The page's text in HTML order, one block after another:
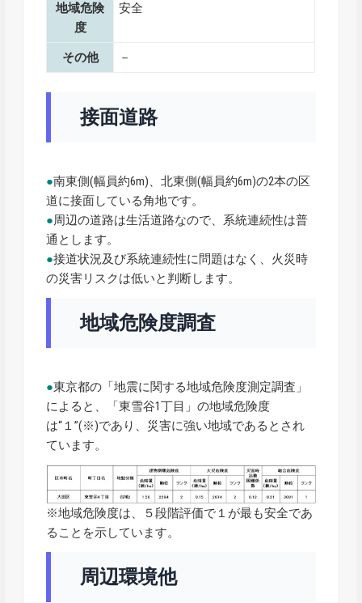
地域危険
度
安全
その他 －
接面道路
●南東側(幅員約6m)、北東側(幅員約6m)の2本の区
道に接面している角地です。
●周辺の道路は生活道路なので、系統連続性は普
通とします。
●接道状況及び系統連続性に問題はなく、火災時
の災害リスクは低いと判断します。
地域危険度調査
●東京都の「地震に関する地域危険度測定調査」
によると、「東雪谷1丁目」の地域危険度
は“１”(※)であり、災害に強い地域であるとされ
ています。
※地域危険度は、５段階評価で１が最も安全であ
ることを示しています。
周辺環境他